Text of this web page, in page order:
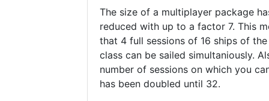
The size of a multiplayer package
reduced with up to a factor 7. This
that 4 full sessions of 16 ships of
class can be sailed simultaniously.
number of sessions on which you
has been doubled until 32.